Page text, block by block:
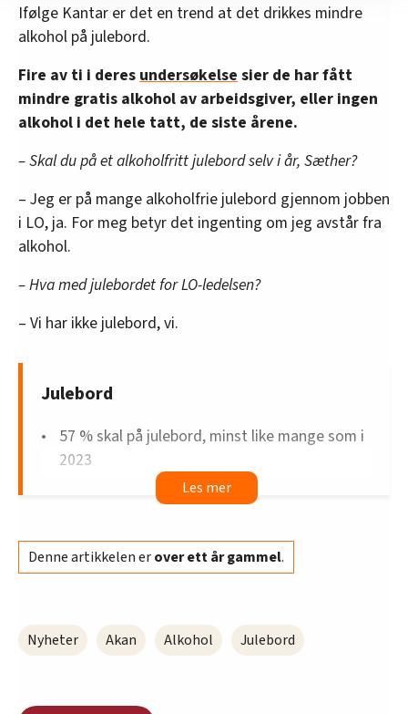
innenfor analyse og annonsering. Disse er angitt i
oversikten lengre ned på denne siden.
Ifølge Kantar er det en trend at det drikkes mindre
alkohol på julebord.
Fire av ti i deres undersøkelse sier de har fått
mindre gratis alkohol av arbeidsgiver, eller ingen
alkohol i det hele tatt, de siste årene.
– Skal du på et alkoholfritt julebord selv i år, Sæther?
– Jeg er på mange alkoholfrie julebord gjennom jobben
i LO, ja. For meg betyr det ingenting om jeg avstår fra
alkohol.
– Hva med julebordet for LO-ledelsen?
– Vi har ikke julebord, vi.
Julebord
57 % skal på julebord, minst like mange som i
2023
6 av 10 av julebordgjestene skal på et
julebord arrangert av jobben
Ca. 6 av 10 skal på julebord arrangert på
offentlig serveringssted
årene eller ikke alkohol i det hele tatt
Denne artikkelen erover ett år gammel.
Nyheter Akan Alkohol Julebord